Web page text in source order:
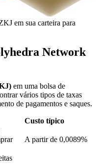
em sua carteira para
Network
em uma bolsa de
vários tipos de taxas
de pagamentos e saques.
Custo típico
A partir de 0,0089%